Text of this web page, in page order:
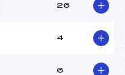
26
4
6